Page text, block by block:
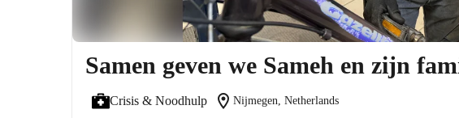
Samen geven we Sameh en zijn
Crisis & Noodhulp location_on Nijmegen, Netherlands